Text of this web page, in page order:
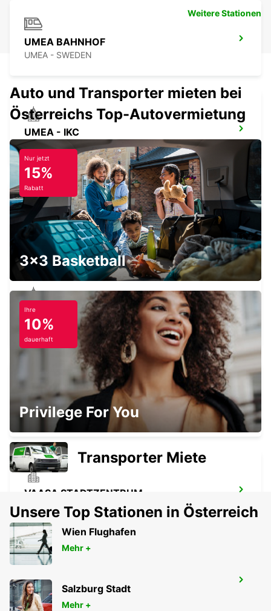
UMEA BAHNHOF
UMEA - SWEDEN
UMEA - IKC
SUNDSVALL MIDLANDA FLGHF
SUNDSVALL - SWEDEN
SUNDSVALL - IKC
SUNDSVALL - SWEDEN
SUNDSVALL BAHNHOF
SUNDSVALL - SWEDEN
VAASA STADTZENTRUM
VAASA - FINLAND
VAASA FLUGHAFEN
VAASA - FINLAND
Weitere Stationen
Auto und Transporter mieten bei
Österreichs Top-Autovermietung
Nur jetzt
15%
Rabatt
3x3 Basketball
Ihre
10%
dauerhaft
Privilege For You
Transporter Miete
Unsere Top Stationen in Österreich
Wien Flughafen
Mehr +
Salzburg Stadt
Mehr +